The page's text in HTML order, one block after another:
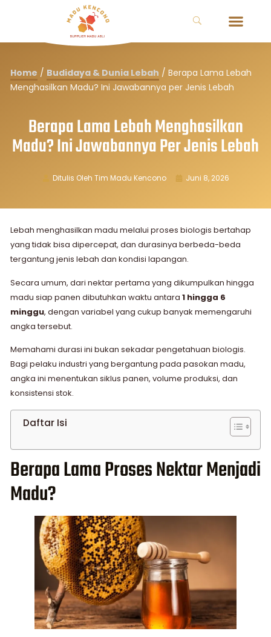
Home / Budidaya & Dunia Lebah / Berapa Lama Lebah
Menghasilkan Madu? Ini Jawabannya per Jenis Lebah
Berapa Lama Lebah Menghasilkan
Madu? Ini Jawabannya Per Jenis Lebah
Ditulis Oleh Tim Madu Kencono Juni 8, 2026
Lebah menghasilkan madu melalui proses biologis bertahap
yang tidak bisa dipercepat, dan durasinya berbeda-beda
tergantung jenis lebah dan kondisi lapangan.
Secara umum, dari nektar pertama yang dikumpulkan hingga
madu siap panen dibutuhkan waktu antara 1 hingga 6
minggu, dengan variabel yang cukup banyak memengaruhi
angka tersebut.
Memahami durasi ini bukan sekadar pengetahuan biologis.
Bagi pelaku industri yang bergantung pada pasokan madu,
angka ini menentukan siklus panen, volume produksi, dan
konsistensi stok.
Daftar Isi
Berapa Lama Proses Nektar Menjadi
Madu?